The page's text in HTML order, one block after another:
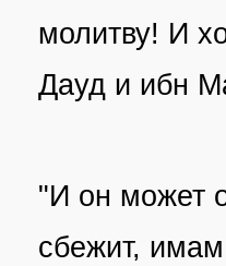
молитву! И
Дауд и ибн
"И он может
сбежит,